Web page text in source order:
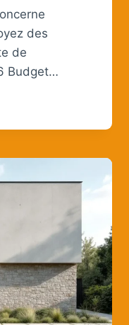
des
de
Budget…